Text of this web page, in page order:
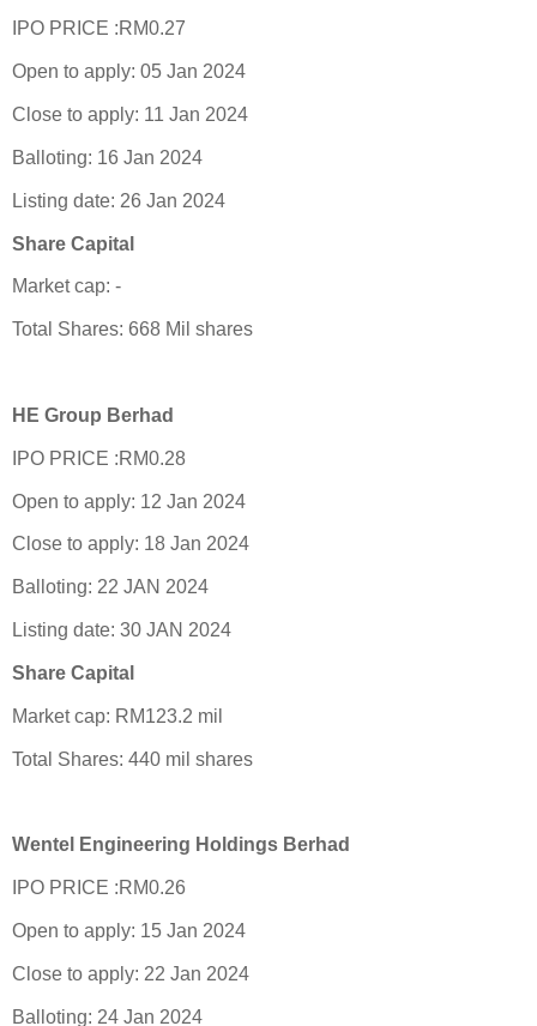
IPO PRICE :RM0.27
Open to apply: 05 Jan 2024
Close to apply: 11 Jan 2024
Balloting: 16 Jan 2024
Listing date: 26 Jan 2024
Share Capital
Market cap: -
Total Shares: 668 Mil shares
HE Group Berhad
IPO PRICE :RM0.28
Open to apply: 12 Jan 2024
Close to apply: 18 Jan 2024
Balloting: 22 JAN 2024
Listing date: 30 JAN 2024
Share Capital
Market cap: RM123.2 mil
Total Shares: 440 mil shares
Wentel Engineering Holdings Berhad
IPO PRICE :RM0.26
Open to apply: 15 Jan 2024
Close to apply: 22 Jan 2024
Balloting: 24 Jan 2024